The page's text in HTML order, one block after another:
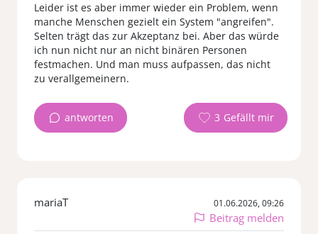
Leider ist es aber immer wieder ein Problem, wenn
manche Menschen gezielt ein System "angreifen".
Selten trägt das zur Akzeptanz bei. Aber das würde
ich nun nicht nur an nicht binären Personen
festmachen. Und man muss aufpassen, das nicht
zu verallgemeinern.
antworten 3
mariaT 01.06.2026, 09:26
Beitrag melden